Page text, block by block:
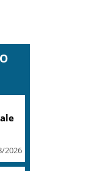
2026